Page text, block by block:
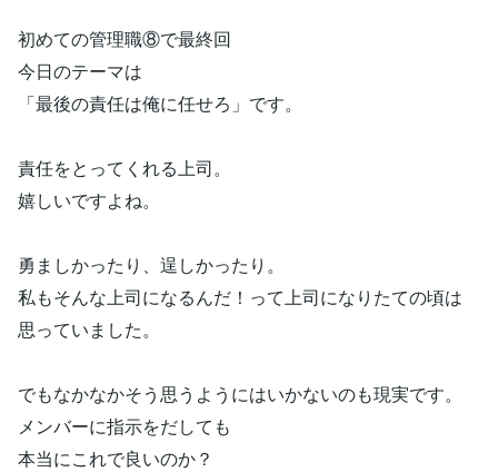
初めての管理職⑧で最終回
今日のテーマは
「最後の責任は俺に任せろ」です。
責任をとってくれる上司。
嬉しいですよね。
勇ましかったり、逞しかったり。
私もそんな上司になるんだ！って上司になりたての頃は
思っていました。
でもなかなかそう思うようにはいかないのも現実です。
メンバーに指示をだしても
本当にこれで良いのか？